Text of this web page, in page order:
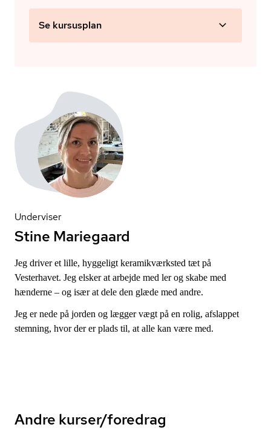
Se kursusplan
Underviser
Stine Mariegaard
Jeg driver et lille, hyggeligt ke­ra­mi­k­værk­sted tæt på
Vesterhavet. Jeg elsker at arbejde med ler og skabe med
hænderne – og især at dele den glæde med andre.
Jeg er nede på jorden og lægger vægt på en rolig, afslappet
stemning, hvor der er plads til, at alle kan være med.
Andre kurser/foredrag